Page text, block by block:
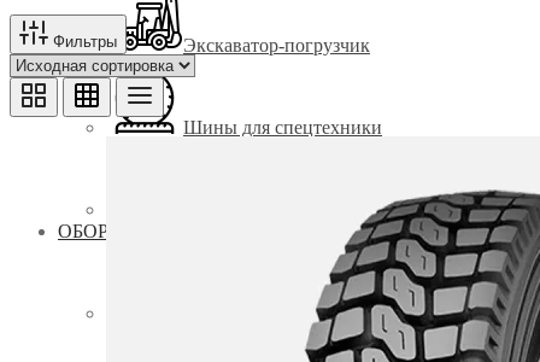
Экскаватор-погрузчик
Шины для спецтехники
Кондиционеры для спецтехникиКЛИМАТ
ОБОРУДОВАНИЕ
Промышленное оборудование
Щековые дробилки
Запчасти и комплектующие для дробилок
Фильтры